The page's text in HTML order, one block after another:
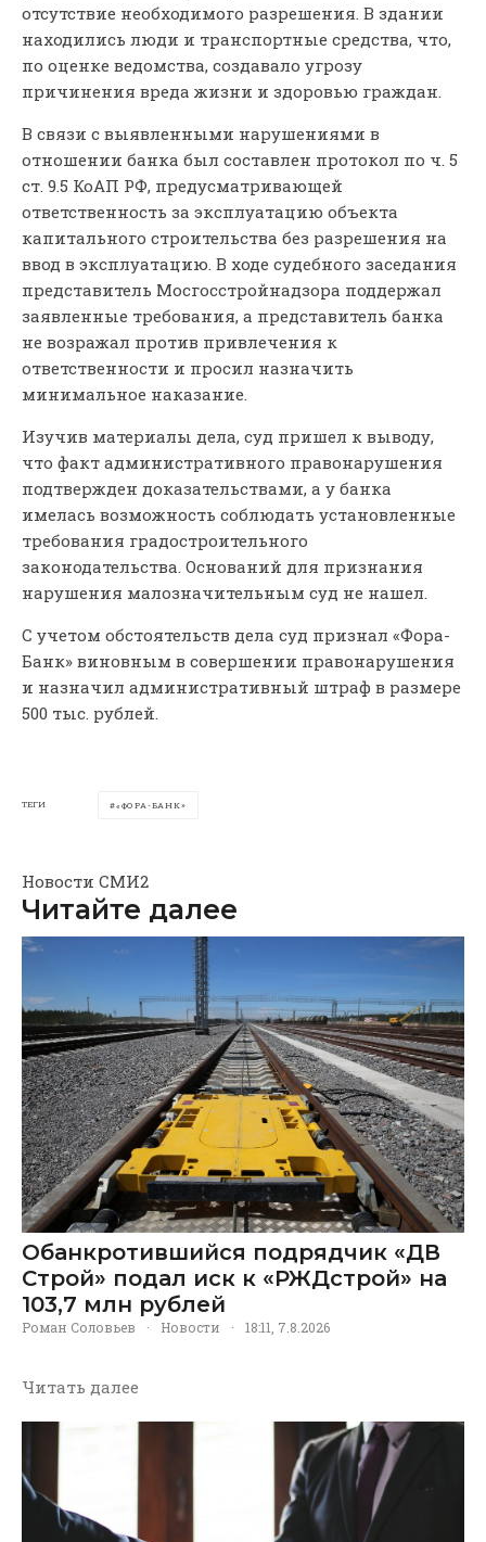
отсутствие необходимого разрешения. В здании
находились люди и транспортные средства, что,
по оценке ведомства, создавало угрозу
причинения вреда жизни и здоровью граждан.
В связи с выявленными нарушениями в
отношении банка был составлен протокол по ч. 5
ст. 9.5 КоАП РФ, предусматривающей
ответственность за эксплуатацию объекта
капитального строительства без разрешения на
ввод в эксплуатацию. В ходе судебного заседания
представитель Мосгосстройнадзора поддержал
заявленные требования, а представитель банка
не возражал против привлечения к
ответственности и просил назначить
минимальное наказание.
Изучив материалы дела, суд пришел к выводу,
что факт административного правонарушения
подтвержден доказательствами, а у банка
имелась возможность соблюдать установленные
требования градостроительного
законодательства. Оснований для признания
нарушения малозначительным суд не нашел.
С учетом обстоятельств дела суд признал «Фора-
Банк» виновным в совершении правонарушения
и назначил административный штраф в размере
500 тыс. рублей.
ТЕГИ «ФОРА-БАНК»
Новости СМИ2
Читайте далее
Обанкротившийся подрядчик «ДВ
Строй» подал иск к «РЖДстрой» на
103,7 млн рублей
Роман Соловьев · Новости · 18:11, 7.8.2026
Читать далее